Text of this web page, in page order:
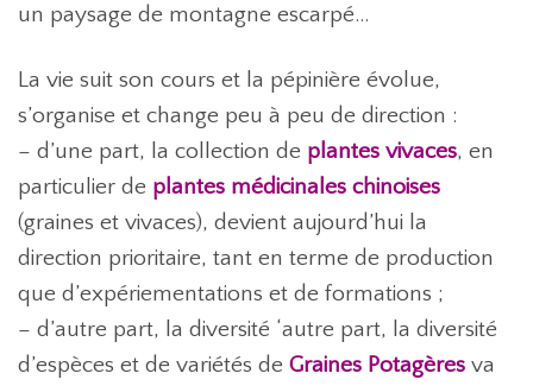
un paysage de montagne escarpé…
La vie suit son cours et la pépinière évolue,
s’organise et change peu à peu de direction :
– d’une part, la collection de plantes vivaces, en
particulier de plantes médicinales chinoises
(graines et vivaces), devient aujourd’hui la
direction prioritaire, tant en terme de production
que d’expériementations et de formations ;
– d’autre part, la diversité ‘autre part, la diversité
d’espèces et de variétés de Graines Potagères va